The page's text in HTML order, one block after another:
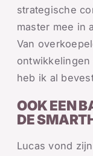
strategische
master mee in
Van
heb ik al
OOK EEN
DE
Lucas vond